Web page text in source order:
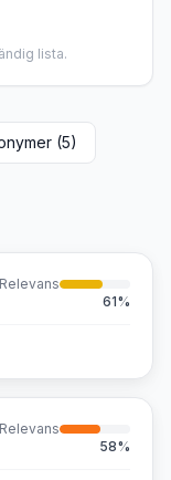
lista.
(5)
Relevans
61%
Relevans
58%